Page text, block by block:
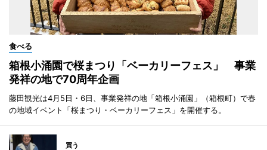
食べる
箱根小涌園で桜まつり「ベーカリーフェス」 事業
発祥の地で70周年企画
藤田観光は4月5日・6日、事業発祥の地「箱根小涌園」（箱根町）で春
の地域イベント「桜まつり・ベーカリーフェス」を開催する。
買う